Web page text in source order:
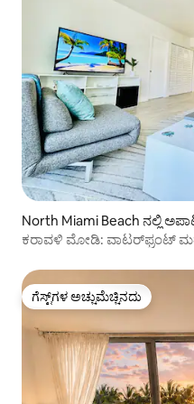
North Miami Beach ನಲ್ಲಿ
ಕರಾವಳಿ ಮೋಡಿ: ವಾಟರ್‌ಫ್ರಂಟ್
ಗೆಸ್ಟ್‌ಗಳ ಅಚ್ಚುಮೆಚ್ಚಿನದು
ಗೆಸ್ಟ್‌ಗಳ ಅಚ್ಚುಮೆಚ್ಚಿನದು